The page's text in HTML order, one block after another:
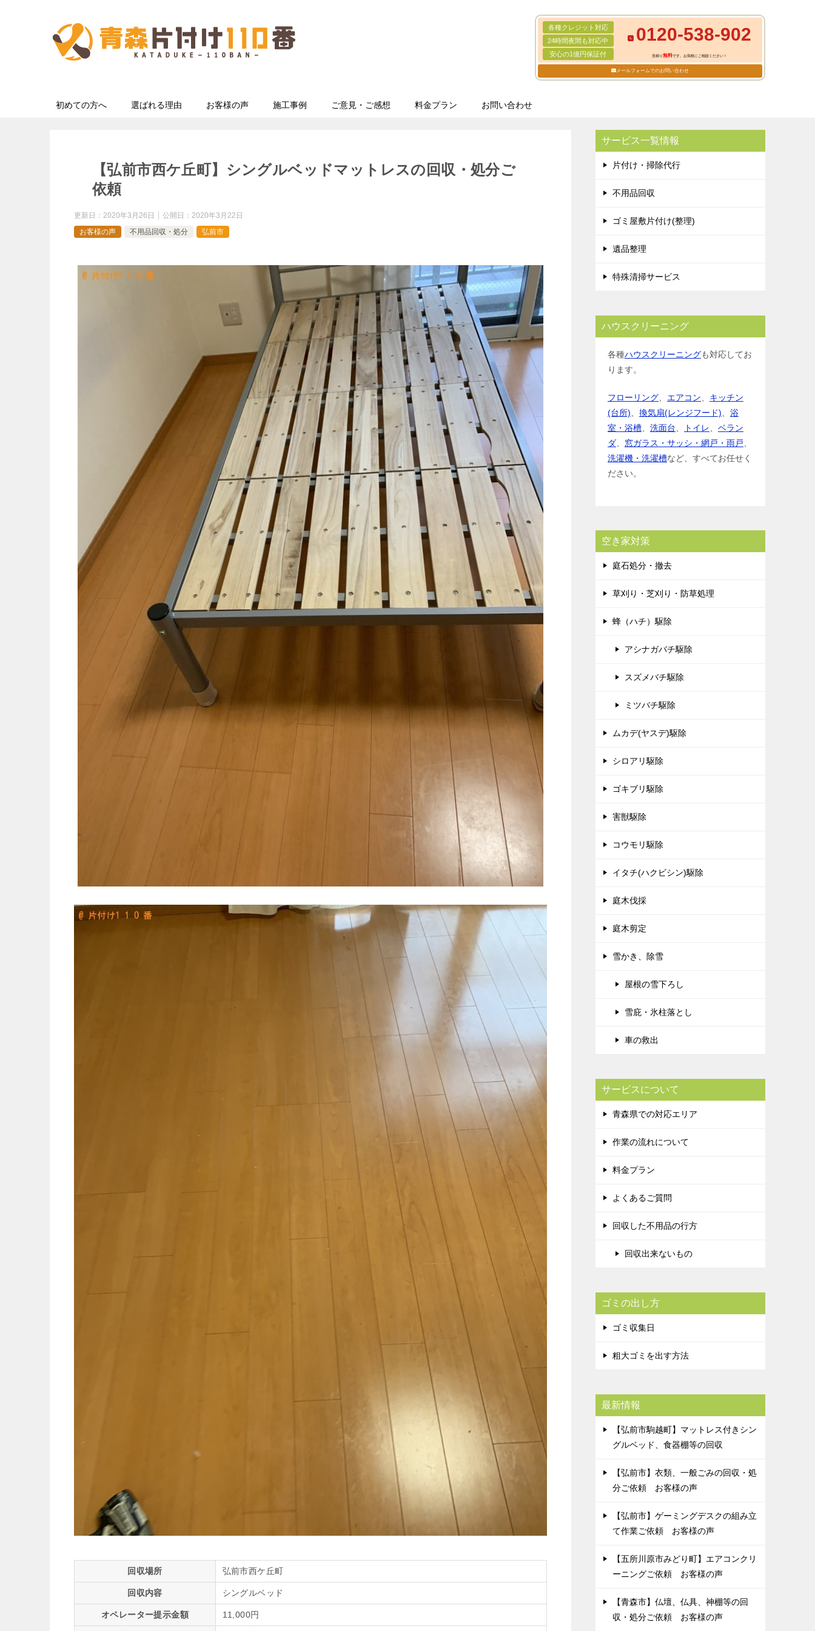
各種クレジット対応
24時間夜間も対応中
安心の1億円保証付
0120-538-902
見積り無料です。お気軽にご相談ください！
メールフォームでのお問い合わせ
初めての方へ 選ばれる理由 お客様の声 施工事例 ご意見・ご感想 料金プラン お問い合わせ
【弘前市西ケ丘町】シングルベッドマットレスの回収・処分ご
依頼
更新日： 2020年3月26日 公開日： 2020年3月22日
お客様の声
不用品回収・処分 弘前市
回収場所 弘前市西ケ丘町
回収内容 シングルベッド
オペレーター提示金額 11,000円
サービス一覧情報
片付け・掃除代行
不用品回収
ゴミ屋敷片付け(整理)
遺品整理
特殊清掃サービス
ハウスクリーニング
各種ハウスクリーニングも対応してお
ります。
フローリング エアコン
キッチン
(台所)
換気扇(レンジフード)
浴
室・浴槽
洗面台 トイレ
ベラン
ダ
窓ガラス・サッシ・網戸・雨戸
洗濯機・洗濯槽など、すべてお任せく
ださい。
空き家対策
庭石処分・撤去
草刈り・芝刈り・防草処理
蜂（ハチ）駆除
アシナガバチ駆除
スズメバチ駆除
ミツバチ駆除
ムカデ(ヤスデ)駆除
シロアリ駆除
ゴキブリ駆除
害獣駆除
コウモリ駆除
イタチ(ハクビシン)駆除
庭木伐採
庭木剪定
雪かき、除雪
屋根の雪下ろし
雪庇・氷柱落とし
車の救出
サービスについて
青森県での対応エリア
作業の流れについて
料金プラン
よくあるご質問
回収した不用品の行方
回収出来ないもの
ゴミの出し方
ゴミ収集日
粗大ゴミを出す方法
最新情報
【弘前市駒越町】マットレス付きシン
グルベッド、食器棚等の回収
【弘前市】衣類、一般ごみの回収・処
分ご依頼 お客様の声
【弘前市】ゲーミングデスクの組み立
て作業ご依頼 お客様の声
【五所川原市みどり町】エアコンクリ
ーニングご依頼 お客様の声
【青森市】仏壇、仏具、神棚等の回
収・処分ご依頼 お客様の声